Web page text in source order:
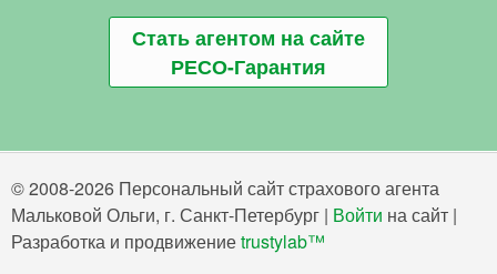
Стать агентом на сайте
РЕСО-Гарантия
© 2008-2026 Персональный сайт страхового агента
Мальковой Ольги, г. Санкт-Петербург | Войти на сайт |
Разработка и продвижениеtrustylab™